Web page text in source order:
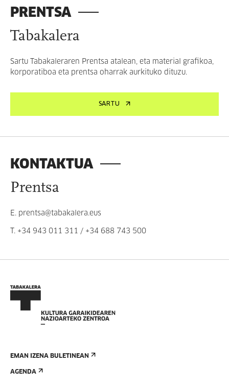
PRENTSA
Tabakalera
Sartu Tabakaleraren Prentsa atalean, eta material grafikoa,
korporatiboa eta prentsa oharrak aurkituko dituzu.
SARTU
KONTAKTUA
Prentsa
E. prentsa@tabakalera.eus
T. +34 943 011 311 / +34 688 743 500
EMAN IZENA BULETINEAN
AGENDA